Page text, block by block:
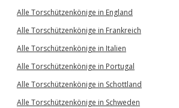
Alle Torschützenkönige in England
Alle Torschützenkönige in Frankreich
Alle Torschützenkönige in Italien
Alle Torschützenkönige in Portugal
Alle Torschützenkönige in Schottland
Alle Torschützenkönige in Schweden